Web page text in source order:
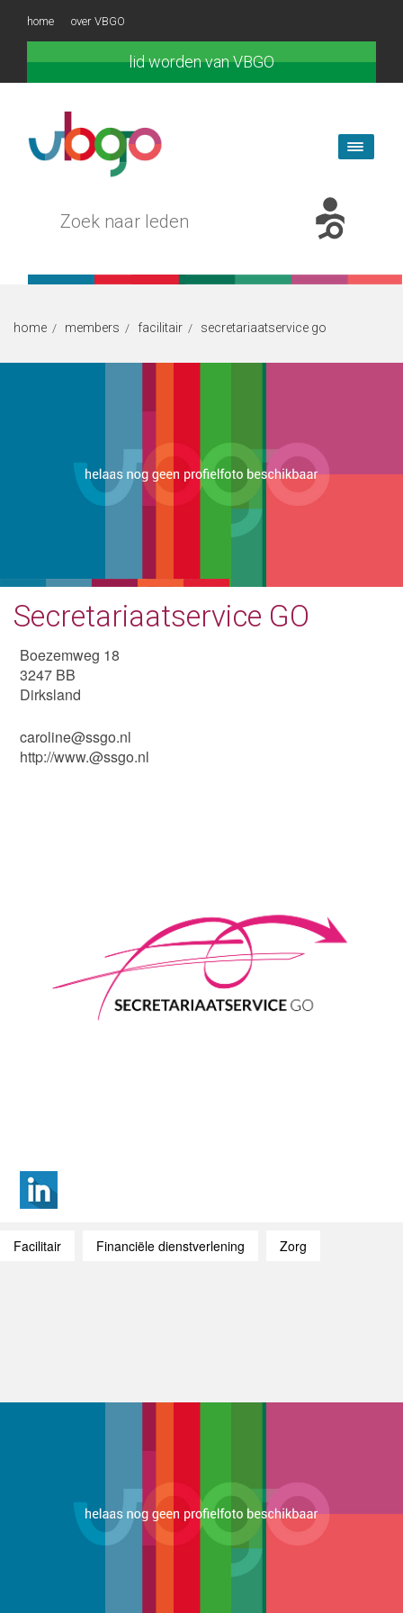
home over VBGO
lid worden van VBGO
home / members / facilitair / secretariaatservice go
Secretariaatservice GO
Boezemweg 18
3247 BB
Dirksland
caroline@ssgo.nl
http://www.@ssgo.nl
Facilitair Financiële dienstverlening Zorg